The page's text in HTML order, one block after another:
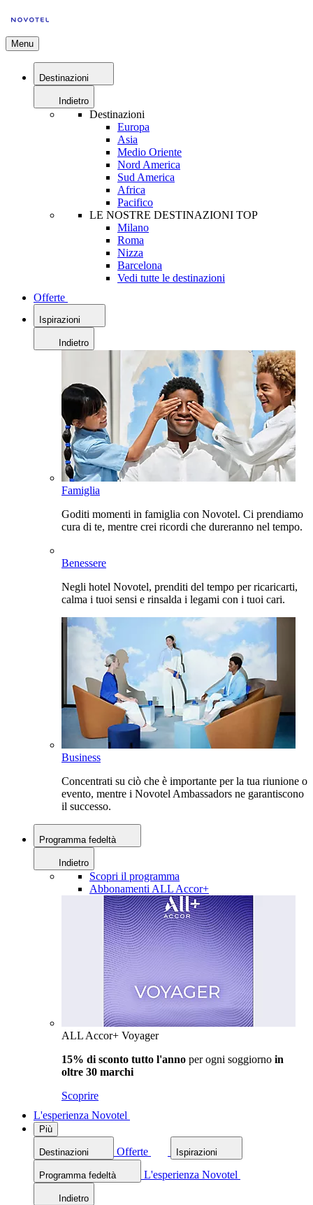
Menu
Destinazioni
Indietro
Destinazioni
Europa
Asia
Medio Oriente
Nord America
Sud America
Africa
Pacifico
LE NOSTRE DESTINAZIONI TOP
Milano
Roma
Nizza
Barcelona
Vedi tutte le destinazioni
Offerte
Ispirazioni
Indietro
Famiglia
Goditi momenti in famiglia con Novotel. Ci prendiamo
cura di te, mentre crei ricordi che dureranno nel tempo.
Benessere
Negli hotel Novotel, prenditi del tempo per ricaricarti,
calma i tuoi sensi e rinsalda i legami con i tuoi cari.
Business
Concentrati su ciò che è importante per la tua riunione o
evento, mentre i Novotel Ambassadors ne garantiscono
il successo.
Programma fedeltà
Indietro
Scopri il programma
Abbonamenti ALL Accor+
ALL Accor+ Voyager
15% di sconto tutto l'anno per ogni soggiorno in
oltre 30 marchi
Scoprire
L'esperienza Novotel
Più
Destinazioni Offerte Ispirazioni
Programma fedeltà L'esperienza Novotel
Indietro